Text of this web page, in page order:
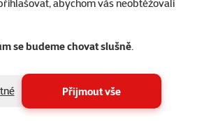
abychom vás neobtěžovali
se budeme chovat slušně.
Přijmout vše
Kolín